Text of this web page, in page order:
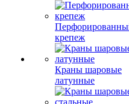
крепеж
Краны шаровые
латунные